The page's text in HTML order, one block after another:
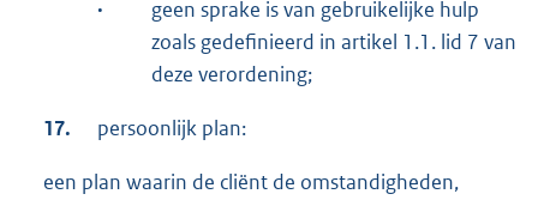
·
geen sprake is van gebruikelijke hulp
zoals gedefinieerd in artikel 1.1. lid 7 van
deze verordening;
17. persoonlijk plan:
een plan waarin de cliënt de omstandigheden,